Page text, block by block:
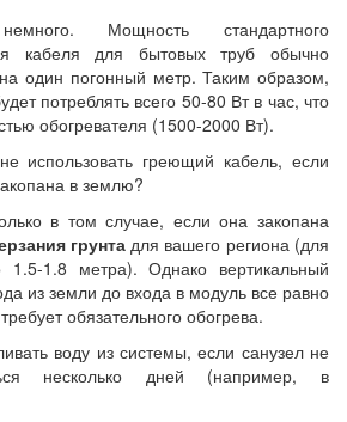
Мощность стандартного
кабеля для бытовых труб обычно
один погонный метр. Таким образом,
потреблять всего 50-80 Вт в час, что
обогревателя (1500-2000 Вт).
использовать греющий кабель, если
в землю?
в том случае, если она закопана
грунтадля вашего региона (для
1.5-1.8 метра). Однако вертикальный
из земли до входа в модуль все равно
обязательного обогрева.
воду из системы, если санузел не
несколько дней (например, в